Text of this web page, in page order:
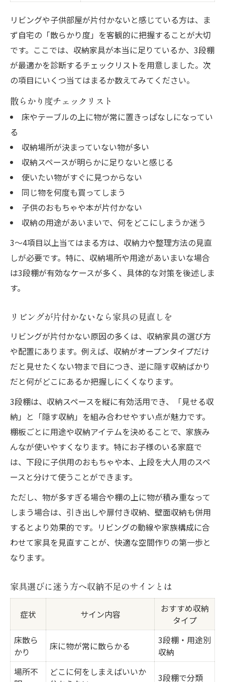
3段棚以外の収納方法も検討しよう
木製家具を長く使うための収納術
木製家具のオイル手入れで寿命を伸ばす
収納家具の素材別メンテナンス比較表
古い家具の汚れ落とし・再生のヒント
日常でできる家具メンテナンス習慣
整理整頓なら家具用途をまず一つ決めて
用途別に家具を選ぶと失敗しにくい理由
家具用途決定のコツを実例で解説
整理整頓を叶える家具活用の基本
まず一つ用途を決める収納計画の始め方
迷いやすい収納方針のベストな始め方
収納方針に迷ったら家具診断で方向性を
収納家具の種類別メリット・デメリット
家具維持管理を意識した収納計画の立て方
リビングや子供部屋が片付かないと感じている方は、ま
ず自宅の「散らかり度」を客観的に把握することが大切
です。ここでは、収納家具が本当に足りているか、3段棚
が最適かを診断するチェックリストを用意しました。次
の項目にいくつ当てはまるか数えてみてください。
散らかり度チェックリスト
床やテーブルの上に物が常に置きっぱなしになってい
る
収納場所が決まっていない物が多い
収納スペースが明らかに足りないと感じる
使いたい物がすぐに見つからない
同じ物を何度も買ってしまう
子供のおもちゃや本が片付かない
収納の用途があいまいで、何をどこにしまうか迷う
3～4項目以上当てはまる方は、収納力や整理方法の見直
しが必要です。特に、収納場所や用途があいまいな場合
は3段棚が有効なケースが多く、具体的な対策を後述しま
す。
リビングが片付かないなら家具の見直しを
リビングが片付かない原因の多くは、収納家具の選び方
や配置にあります。例えば、収納がオープンタイプだけ
だと見せたくない物まで目につき、逆に隠す収納ばかり
だと何がどこにあるか把握しにくくなります。
3段棚は、収納スペースを縦に有効活用でき、「見せる収
納」と「隠す収納」を組み合わせやすい点が魅力です。
棚板ごとに用途や収納アイテムを決めることで、家族み
んなが使いやすくなります。特にお子様のいる家庭で
は、下段に子供用のおもちゃや本、上段を大人用のスペ
ースと分けて使うことができます。
ただし、物が多すぎる場合や棚の上に物が積み重なって
しまう場合は、引き出しや扉付き収納、壁面収納も併用
するとより効果的です。リビングの動線や家族構成に合
わせて家具を見直すことが、快適な空間作りの第一歩と
なります。
家具選びに迷う方へ収納不足のサインとは
症状 サイン内容
おすすめ収納
タイプ
床散ら
かり
床に物が常に散らかる
3段棚・用途別
収納
場所不
どこに何をしまえばいいか
3段棚で分類